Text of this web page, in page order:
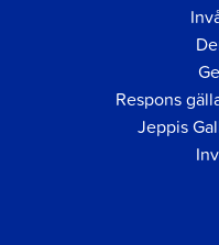
Respons
Jeppis